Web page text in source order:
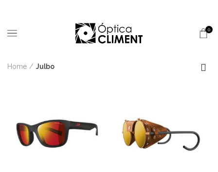
0
Home Julbo